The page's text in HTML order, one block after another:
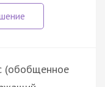
(обобщенное